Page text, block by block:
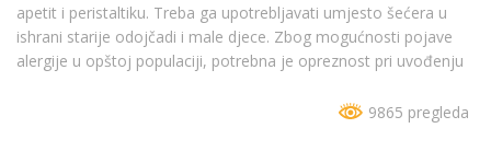
apetit i peristaltiku. Treba ga upotrebljavati umjesto šećera u
ishrani starije odojčadi i male djece. Zbog mogućnosti pojave
alergije u opštoj populaciji, potrebna je opreznost pri uvođenju
9865 pregleda